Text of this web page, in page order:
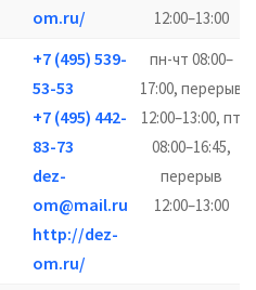
om.ru/
12:00–13:00
+7 (495) 539-
53-53
+7 (495) 442-
83-73
dez-
om@mail.ru
http://dez-
om.ru/
пн-чт 08:00–
17:00, перерыв
12:00–13:00, пт
08:00–16:45,
перерыв
12:00–13:00